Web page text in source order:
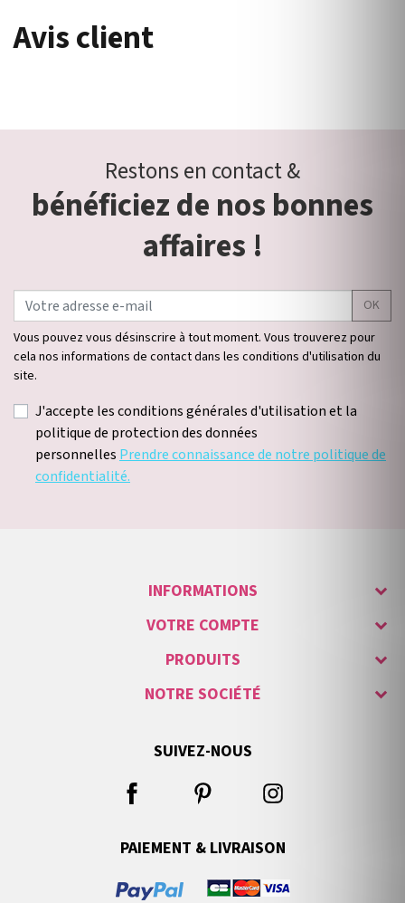
Avis client
Restons en contact &
bénéficiez de nos bonnes
affaires !
OK
Vous pouvez vous désinscrire à tout moment. Vous trouverez pour
cela nos informations de contact dans les conditions d'utilisation du
site.
J'accepte les conditions générales d'utilisation et la
politique de protection des données
personnellesPrendre connaissance de notre politique de
confidentialité.
INFORMATIONS
VOTRE COMPTE
PRODUITS
NOTRE SOCIÉTÉ
SUIVEZ-NOUS
PAIEMENT & LIVRAISON